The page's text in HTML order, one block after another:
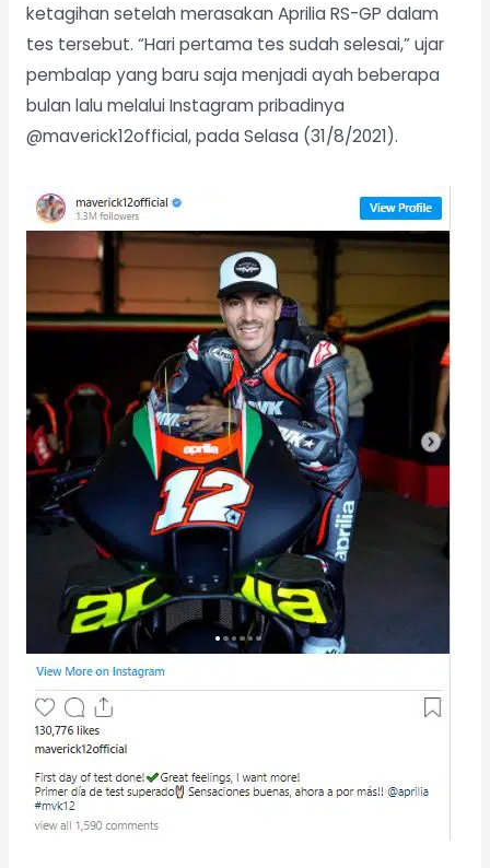
ketagihan setelah merasakan Aprilia RS-GP dalam
tes tersebut. “Hari pertama tes sudah selesai,” ujar
pembalap yang baru saja menjadi ayah beberapa
bulan lalu melalui Instagram pribadinya
@maverick12official, pada Selasa (31/8/2021).